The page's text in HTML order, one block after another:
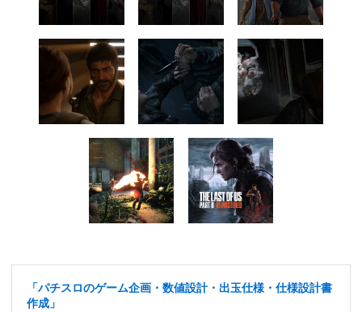
「パチスロのゲーム企画・数値設計・出玉仕様・仕様設計書
作成」